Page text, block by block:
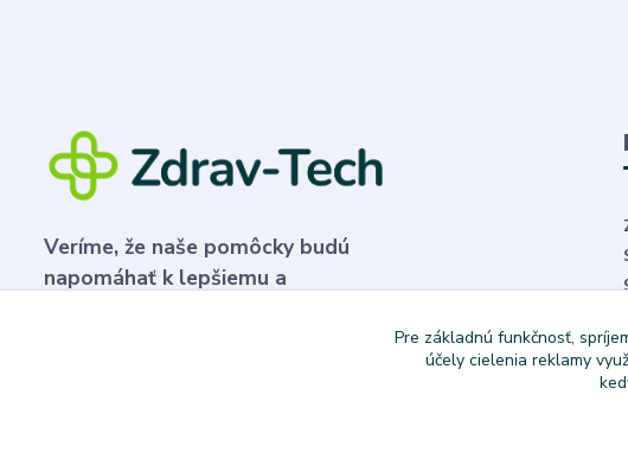
Veríme, že naše pomôcky budú
napomáhať k lepšiemu a
Pre základnú funkčnosť,
účely cielenia reklamy